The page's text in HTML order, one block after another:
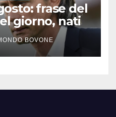
frase del
giorno, nati
oggi
BOVONE